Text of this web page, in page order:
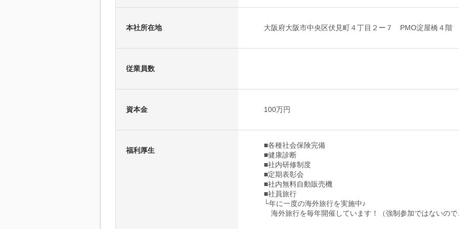
本社所在地 大阪府大阪市中央区伏見町４丁目２ー７ PMO淀屋橋４階
従業員数
資本金 100万円
福利厚生
■各種社会保険完備
■健康診断
■社内研修制度
■定期表彰会
■社内無料自動販売機
■社員旅行
└年に一度の海外旅行を実施中♪
海外旅行を毎年開催しています！（強制参加ではないので